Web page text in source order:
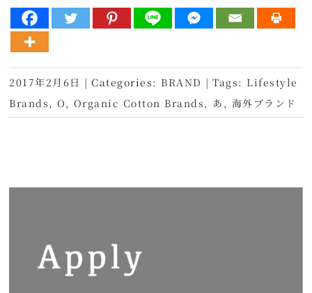
2017年2月6日 | Categories: BRAND | Tags: Lifestyle
Brands ,O , Organic Cotton Brands , あ , 海外ブランド